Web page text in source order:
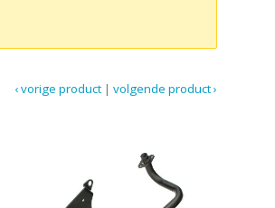
volgende product ›
|
‹ vorige product